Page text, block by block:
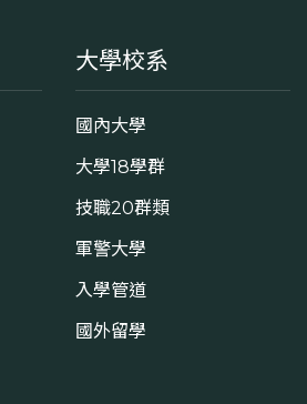
大學校系
國內大學
大學18學群
技職20群類
軍警大學
入學管道
國外留學